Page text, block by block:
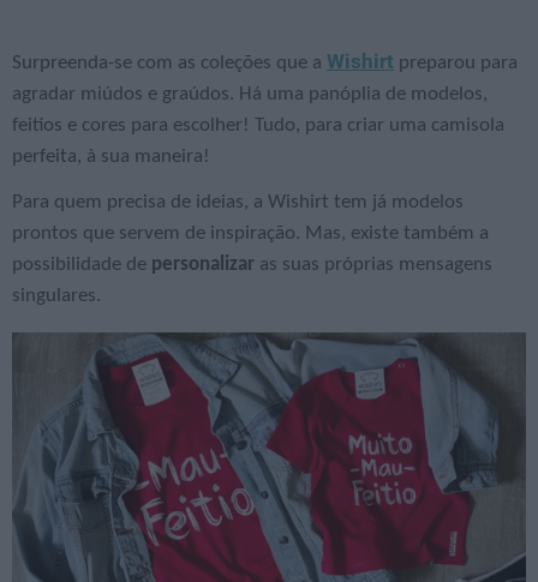
Surpreenda-se com as coleções que a Wishirt preparou para
agradar miúdos e graúdos. Há uma panóplia de modelos,
feitios e cores para escolher! Tudo, para criar uma camisola
perfeita, à sua maneira!
Para quem precisa de ideias, a Wishirt tem já modelos
prontos que servem de inspiração. Mas, existe também a
possibilidade de personalizar as suas próprias mensagens
singulares.